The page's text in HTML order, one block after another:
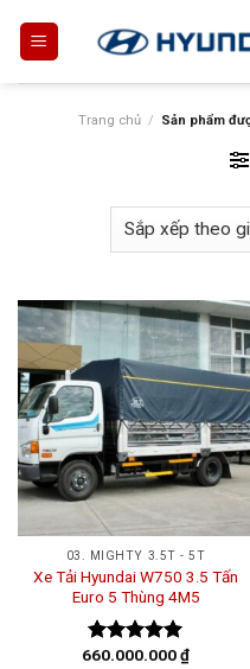
Trang chủ / Sản phẩm
03. MIGHTY 3.5T - 5T
Xe Tải Hyundai W750 3.5 Tấn
Euro 5 Thùng 4M5
Được xếp
660.000.000₫